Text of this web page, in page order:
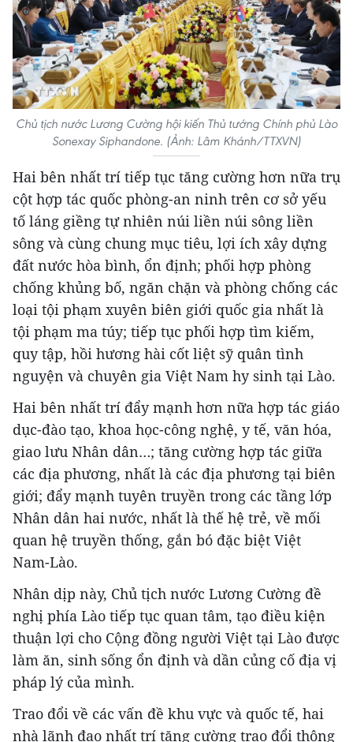
Chủ tịch nước Lương Cường hội kiến Thủ tướng Chính phủ Lào
Sonexay Siphandone. (Ảnh: Lâm Khánh/TTXVN)
Hai bên nhất trí tiếp tục tăng cường hơn nữa trụ
cột hợp tác quốc phòng-an ninh trên cơ sở yếu
tố láng giềng tự nhiên núi liền núi sông liền
sông và cùng chung mục tiêu, lợi ích xây dựng
đất nước hòa bình, ổn định; phối hợp phòng
chống khủng bố, ngăn chặn và phòng chống các
loại tội phạm xuyên biên giới quốc gia nhất là
tội phạm ma túy; tiếp tục phối hợp tìm kiếm,
quy tập, hồi hương hài cốt liệt sỹ quân tình
nguyện và chuyên gia Việt Nam hy sinh tại Lào.
Hai bên nhất trí đẩy mạnh hơn nữa hợp tác giáo
dục-đào tạo, khoa học-công nghệ, y tế, văn hóa,
giao lưu Nhân dân…; tăng cường hợp tác giữa
các địa phương, nhất là các địa phương tại biên
giới; đẩy mạnh tuyên truyền trong các tầng lớp
Nhân dân hai nước, nhất là thế hệ trẻ, về mối
quan hệ truyền thống, gắn bó đặc biệt Việt
Nam-Lào.
Nhân dịp này, Chủ tịch nước Lương Cường đề
nghị phía Lào tiếp tục quan tâm, tạo điều kiện
thuận lợi cho Cộng đồng người Việt tại Lào được
làm ăn, sinh sống ổn định và dần củng cố địa vị
pháp lý của mình.
Trao đổi về các vấn đề khu vực và quốc tế, hai
nhà lãnh đạo nhất trí tăng cường trao đổi thông